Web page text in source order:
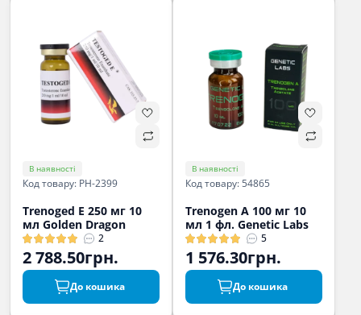
В наявності
Код товару: PH-2399
Trenoged E 250 мг 10
мл Golden Dragon
2
2 788.50грн.
До кошика
В наявності
Код товару: 54865
Trenogen A 100 мг 10
мл 1 фл. Genetic Labs
5
1 576.30грн.
До кошика